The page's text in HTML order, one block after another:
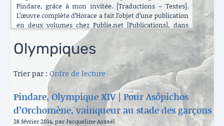
Pindare, grâce à mon invitée. [Traductions – Textes].
L’œuvre complète d’Horace a fait l’objet d’une publication
en deux volumes chez Publie.net [Publications], dans
encore d’autres traductions que celles que vous pouvez
lire ici. C’est maintenant l’Énéide qui est chantier. Le
besoin de mettre ma longue pratique en perspective
s’est accru ces dernières années [Traduire]. La rubrique
est nouvelle. Elle va s’enrichir peu à peu. Il y a aussi de
belles surprises, des échanges contemporains et des
haïku en latin sous le titre austère des [Archives].
Danielle Carlès
Olympiques
Trier par : Ordre de lecture
Pindare, Olympique XIV | Pour Asôpichos
d’Orchomène, vainqueur au stade des garçons
28 février 2014, par Jacqueline Assaël